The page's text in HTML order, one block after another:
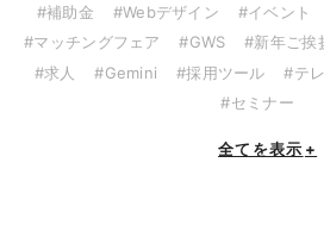
#補助金 #Webデザイン #イベント
#マッチングフェア
#GWS #新年ご挨
#求人
#Gemini #採用ツール #テ
#セミナー
全てを表示 +